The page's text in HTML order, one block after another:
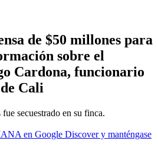
de $50 millones para
sobre el
Cardona, funcionario
Cali
secuestrado en su finca.
en Google Discover y manténgase